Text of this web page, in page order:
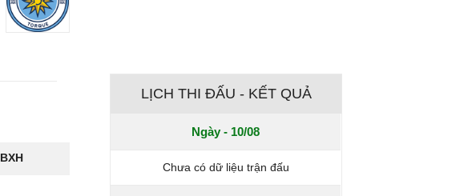
BXH
LỊCH THI ĐẤU - KẾT QUẢ
Ngày - 10/08
Chưa có dữ liệu trận đấu